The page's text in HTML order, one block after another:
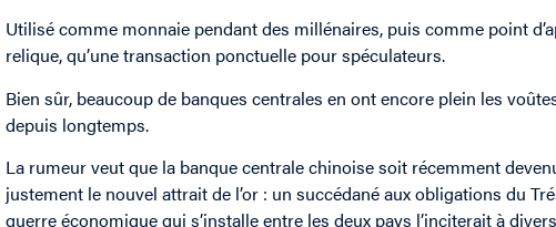
Utilisé comme monnaie pendant des millénaires, puis comme point
relique, qu’une transaction ponctuelle pour spéculateurs.
Bien sûr, beaucoup de banques centrales en ont encore plein les
depuis longtemps.
La rumeur veut que la banque centrale chinoise soit récemment
justement le nouvel attrait de l’or : un succédané aux obligations du
guerre économique qui s’installe entre les deux pays l’inciterait à